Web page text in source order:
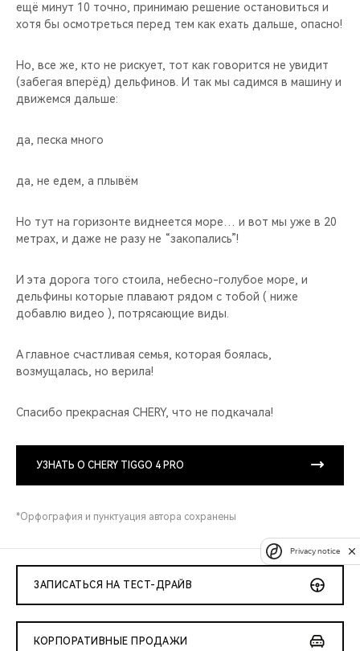
ещё минут 10 точно, принимаю решение остановиться и
хотя бы осмотреться перед тем как ехать дальше, опасно!
Но, все же, кто не рискует, тот как говорится не увидит
(забегая вперёд) дельфинов. И так мы садимся в машину и
движемся дальше:
да, песка много
да, не едем, а плывём
Но тут на горизонте виднеется море… и вот мы уже в 20
метрах, и даже не разу не “закопались”!
И эта дорога того стоила, небесно-голубое море, и
дельфины которые плавают рядом с тобой ( ниже
добавлю видео ), потрясающие виды.
А главное счастливая семья, которая боялась,
возмущалась, но верила!
Спасибо прекрасная CHERY, что не подкачала!
УЗНАТЬ О CHERY TIGGO 4 PRO
*Орфография и пунктуация автора сохранены
ЗАПИСАТЬСЯ НА ТЕСТ-ДРАЙВ
КОРПОРАТИВНЫЕ ПРОДАЖИ
Privacy notice